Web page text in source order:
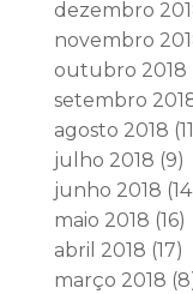
dezembro
novembro
outubro 2018
setembro
agosto 2018
julho 2018 (9)
junho 2018
maio 2018 (16)
abril 2018 (17)
março 2018